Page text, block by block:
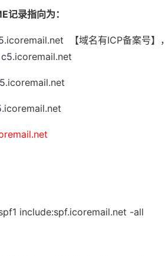
录指向为：
.icoremail.net 【域名有ICP备案号】，
c5.icoremail.net
.icoremail.net
.icoremail.net
include:spf.icoremail.net -all